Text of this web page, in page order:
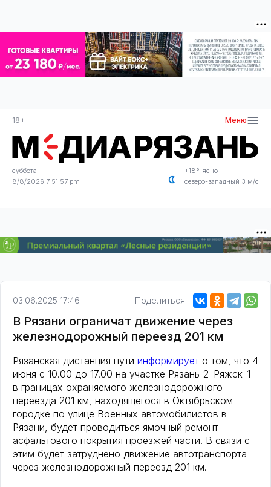
18+ Меню
суббота
8/8/2026 7:51:57 pm
+18°, ясно
северо-западный 3 м/с
03.06.2025 17:46 Поделиться:
В Рязани ограничат движение через
железнодорожный переезд 201 км
Рязанская дистанция пути информирует о том, что 4
июня с 10.00 до 17.00 на участке Рязань-2–Ряжск-1
в границах охраняемого железнодорожного
переезда 201 км, находящегося в Октябрьском
городке по улице Военных автомобилистов в
Рязани, будет проводиться ямочный ремонт
асфальтового покрытия проезжей части. В связи с
этим будет затруднено движение автотранспорта
через железнодорожный переезд 201 км.